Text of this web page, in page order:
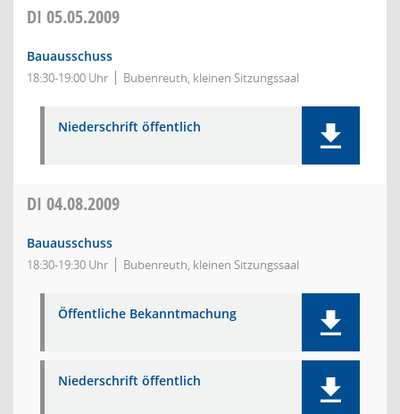
DI 05.05.2009
Bauausschuss
18:30-19:00 Uhr Bubenreuth, kleinen Sitzungssaal
Niederschrift öffentlich
DI 04.08.2009
Bauausschuss
18:30-19:30 Uhr Bubenreuth, kleinen Sitzungssaal
Öffentliche Bekanntmachung
Niederschrift öffentlich